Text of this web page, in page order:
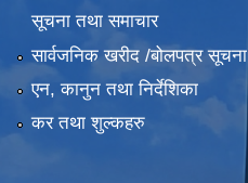
सूचना तथा समाचार
सार्वजनिक खरीद /बोलपत्र सूचना
एन, कानुन तथा निर्देशिका
कर तथा शुल्कहरु